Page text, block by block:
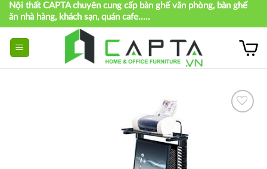
Skip
content
Nội thất CAPTA chuyên cung cấp bàn ghế văn phòng, bàn ghế
ăn nhà hàng, khách sạn, quán cafe.....